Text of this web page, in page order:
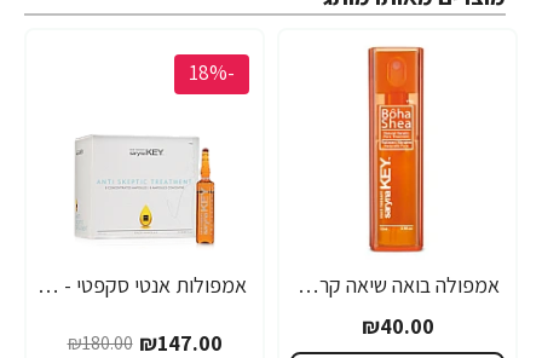
אמפולה בואה שיאה קראטין טבעי סרינה קיי 12 מ"ל - מבית Saryna Key
₪40.00
-18%
אמפולות אנטי סקפטי - לחיזוק שורשי השיער סרינה קיי נגד נשירה Unique Pro - מבית Saryna Key
₪147.00
₪180.00